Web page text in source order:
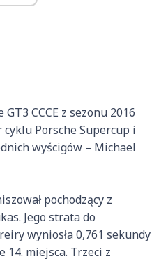
CCCE z sezonu 2016
Porsche Supercup i
wyścigów – Michael
pochodzący z
Jego strata do
wyniosła 0,761 sekundy
14. miejsca. Trzeci z